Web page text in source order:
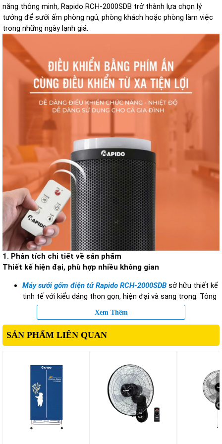
năng thông minh, Rapido RCH-2000SDB trở thành lựa chọn lý
tưởng để sưởi ấm phòng ngủ, phòng khách hoặc phòng làm việc
trong những ngày lạnh giá.
1. Phân tích chi tiết về sản phẩm
Thiết kế hiện đại, phù hợp nhiều không gian
Máy sưởi gốm điện tử Rapido RCH-2000SDB sở hữu thiết kế
tinh tế với kiểu dáng thon gọn, hiện đại và sang trọng. Tông
màu đen giúp sản phẩm dễ dàng hòa hợp với nhiều phong
cách nội thất khác nhau như: Phòng ngủ, Phòng khách, Văn
phòng làm việc, Phòng trẻ em.
Thiết kế dạng đứng giúp tiết kiệm diện tích, dễ dàng đặt tại
Bên cạnh đó, phần chân đế chắc chắn giúp máy đứng vững
trong quá trình hoạt động, hạn chế nguy cơ bị nghiêng hoặc
Công nghệ sưởi gốm PTC hiện đại
Máy sưởi gốm điện tử
Xem Thêm
SẢN PHẨM LIÊN QUAN